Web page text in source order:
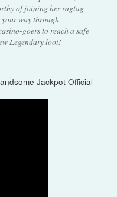
of joining her ragtag
way through
goers to reach a safe
Legendary loot!
Jackpot Official